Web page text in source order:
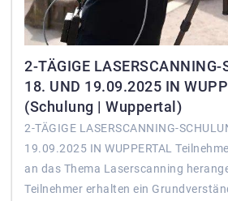
2-TÄGIGE LASERSCANNING-
18. UND 19.09.2025 IN
(Schulung | Wuppertal)
2-TÄGIGE LASERSCANNING-
19.09.2025 IN WUPPERTAL
an das Thema Laserscanning
Teilnehmer erhalten ein